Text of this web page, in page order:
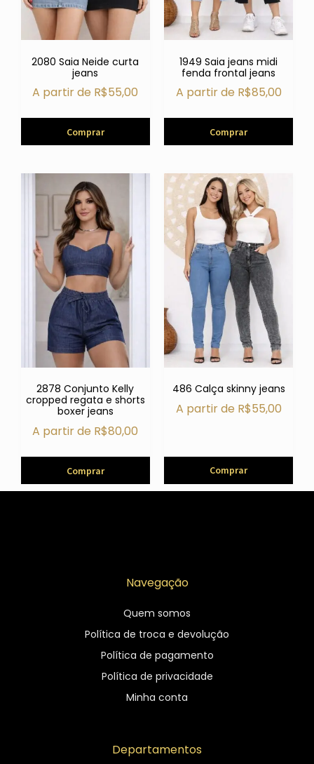
2080 Saia Neide curta
jeans
A partir de R$55,00
Comprar
1949 Saia jeans midi
fenda frontal jeans
A partir de R$85,00
Comprar
2878 Conjunto Kelly
cropped regata e shorts
boxer jeans
A partir de R$80,00
Comprar
486 Calça skinny jeans
A partir de R$55,00
Comprar
Navegação
Quem somos
Política de troca e devolução
Política de pagamento
Política de privacidade
Minha conta
Departamentos